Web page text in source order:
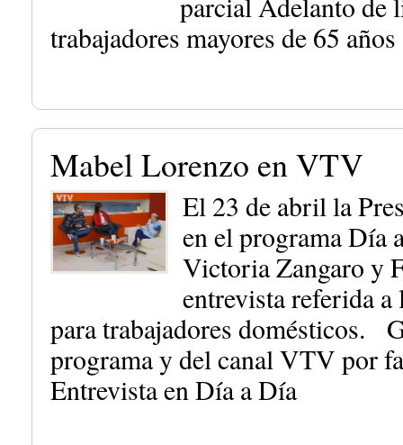
trabajadores mayores de 65 años
Mabel Lorenzo en VTV
El 23 de abril la
en el programa Día
Victoria Zangaro y
entrevista referida a
para trabajadores domésticos.
programa y del canal VTV por
Entrevista en Día a Día